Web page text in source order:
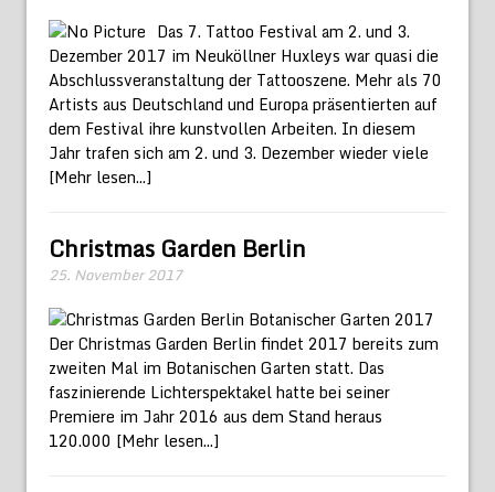
Das 7. Tattoo Festival am 2. und 3.
Dezember 2017 im Neuköllner Huxleys war quasi die
Abschlussveranstaltung der Tattooszene. Mehr als 70
Artists aus Deutschland und Europa präsentierten auf
dem Festival ihre kunstvollen Arbeiten. In diesem
Jahr trafen sich am 2. und 3. Dezember wieder viele
[Mehr lesen...]
Christmas Garden Berlin
25. November 2017
Der Christmas Garden Berlin findet 2017 bereits zum
zweiten Mal im Botanischen Garten statt. Das
faszinierende Lichterspektakel hatte bei seiner
Premiere im Jahr 2016 aus dem Stand heraus
120.000 [Mehr lesen...]